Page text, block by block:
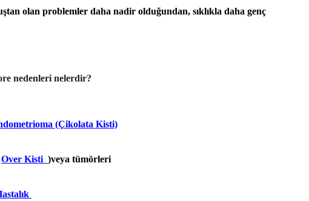
olan problemler daha nadir olduğundan, sıklıkla daha genç
nedenleri nelerdir?
(Çikolata Kisti)
Over Kisti )veya tümörleri